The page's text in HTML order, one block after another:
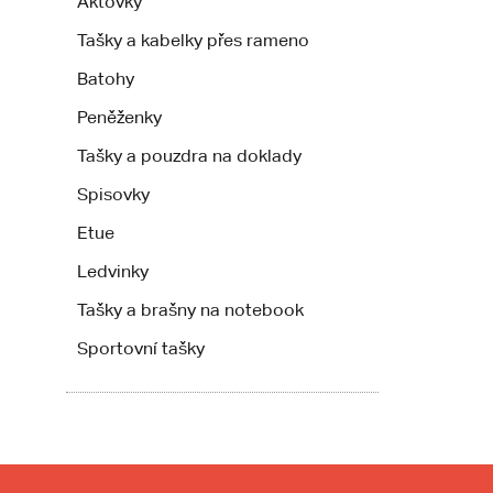
Tašky a kabelky přes rameno
Batohy
Peněženky
Tašky a pouzdra na doklady
Spisovky
Etue
Ledvinky
Tašky a brašny na notebook
Sportovní tašky